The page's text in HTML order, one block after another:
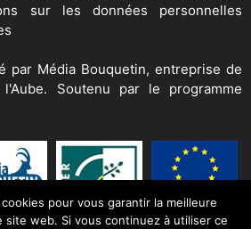
sur les données personnelles
par Média Bouquetin, entreprise de
l'Aube. Soutenu par le programme
pour vous garantir la meilleure
site web. Si vous continuez à utiliser ce